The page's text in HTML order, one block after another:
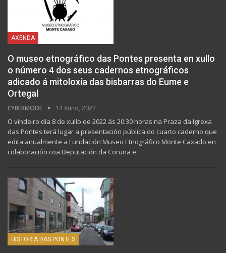
AXENDA
O museo etnográfico das Pontes presenta en xullo
o número 4 dos seus cadernos etnográficos
adicado á mitoloxía das bisbarras do Eume e
Ortegal
CYBERMODE 14 Xuño, 2022
O vindeiro día 8 de xullo de 2022 ás 20:30 horas na Praza da Igrexa
das Pontes terá lugar a presentación pública do cuarto caderno que
edita anualmente a Fundación Museo Etnográfico Monte Caxado en
colaboración coa Deputación da Coruña e…
HISTORIA DAS PONTES